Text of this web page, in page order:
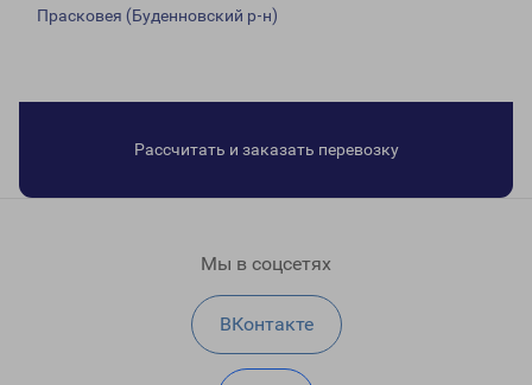
Прасковея (Буденновский р-н)
Рассчитать и заказать перевозку
Мы в соцсетях
ВКонтакте